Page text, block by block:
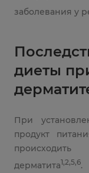
заболевания у
диеты
При
продукт
дерматита1,2,5,6.